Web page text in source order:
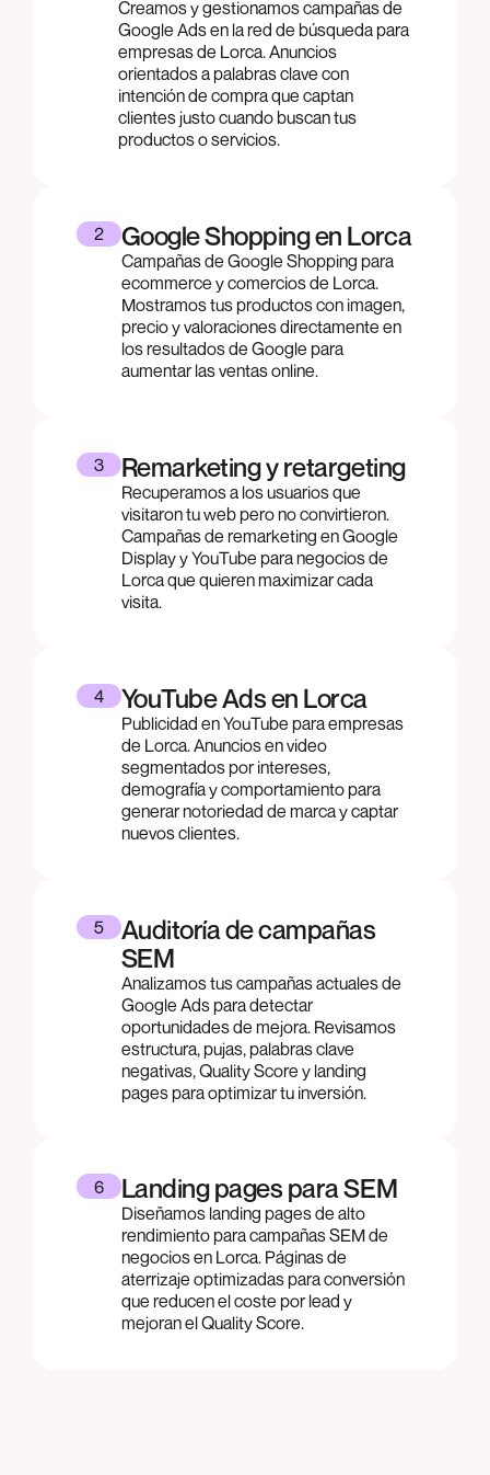
Creamos y gestionamos campañas de
Google Ads en la red de búsqueda para
empresas de Lorca. Anuncios
orientados a palabras clave con
intención de compra que captan
clientes justo cuando buscan tus
productos o servicios.
2 Google Shopping en Lorca
Campañas de Google Shopping para
ecommerce y comercios de Lorca.
Mostramos tus productos con imagen,
precio y valoraciones directamente en
los resultados de Google para
aumentar las ventas online.
3 Remarketing y retargeting
Recuperamos a los usuarios que
visitaron tu web pero no convirtieron.
Campañas de remarketing en Google
Display y YouTube para negocios de
Lorca que quieren maximizar cada
visita.
4 YouTube Ads en Lorca
Publicidad en YouTube para empresas
de Lorca. Anuncios en video
segmentados por intereses,
demografía y comportamiento para
generar notoriedad de marca y captar
nuevos clientes.
5
Auditoría de campañas
SEM
Analizamos tus campañas actuales de
Google Ads para detectar
oportunidades de mejora. Revisamos
estructura, pujas, palabras clave
negativas, Quality Score y landing
pages para optimizar tu inversión.
6 Landing pages para SEM
Diseñamos landing pages de alto
rendimiento para campañas SEM de
negocios en Lorca. Páginas de
aterrizaje optimizadas para conversión
que reducen el coste por lead y
mejoran el Quality Score.